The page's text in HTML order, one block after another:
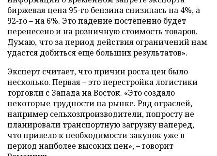
биржевая цена 95-го бензина снизилась на 4%, а
92-го – на 6%. Это падение постепенно будет
перенесено и на розничную стоимость товаров.
Думаю, что за период действия ограничений нам
удастся добиться еще больших результатов».
Эксперт считает, что причин роста цен было
несколько. Первая – это перестройка логистики
торговли с Запада на Восток. «Это создало
некоторые трудности на рынке. Ряд отраслей,
например сельхозпроизводители, попросту не
планировали транспортную загрузку наперед,
что привело к необходимости закупок уже в
период наиболее высоких цен», – говорит